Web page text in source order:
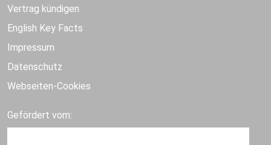
Vertrag kündigen
English Key Facts
Impressum
Datenschutz
Webseiten-Cookies
Gefördert vom: